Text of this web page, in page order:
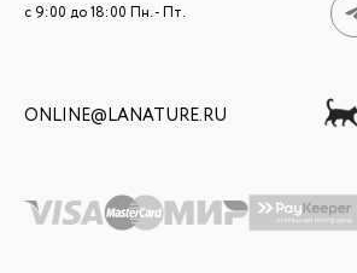
c 9:00 до 18:00 Пн. - Пт.
ONLINE@LANATURE.RU